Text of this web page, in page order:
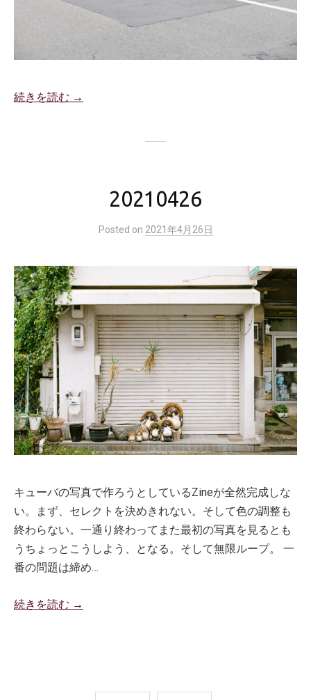
続きを読む →
20210426
Posted on 2021年4月26日
キューバの写真で作ろうとしているZineが全然完成しな
い。まず、セレクトを決めきれない。そして色の調整も
終わらない。一通り終わってまた最初の写真を見るとも
うちょっとこうしよう、となる。そして無限ループ。 一
番の問題は締め…
続きを読む →